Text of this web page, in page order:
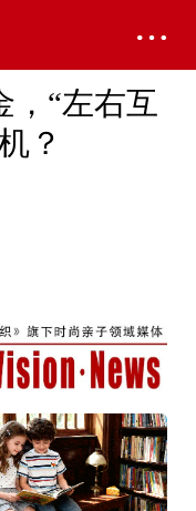
，“左右互
？